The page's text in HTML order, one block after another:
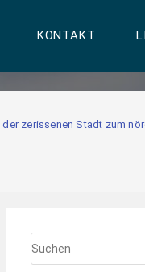
KONTAKT
der zerissenen Stadt zum